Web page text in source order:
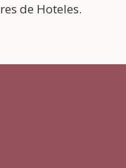
de Hoteles.